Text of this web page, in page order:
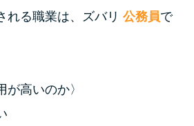
！最短40分で借りられるカ
ローン
れる職業は、ズバリ 公務員で
が高いのか〉